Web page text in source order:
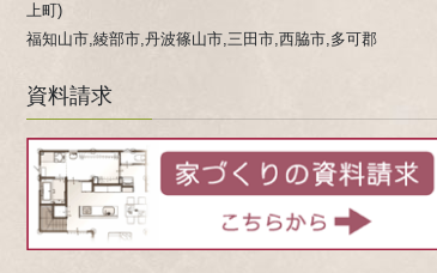
上町)
福知山市,綾部市,丹波篠山市,三田市,西脇市,多可郡
資料請求